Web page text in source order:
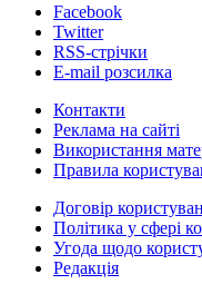
Facebook
Twitter
RSS-стрічки
E-mail розсилка
Контакти
Реклама на сайті
Використання
Правила
Договір
Політика у сфері
Угода щодо
Редакція